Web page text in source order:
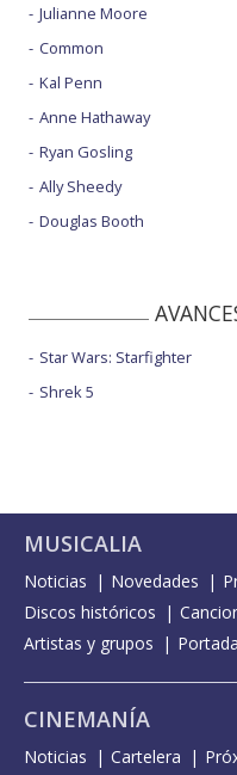
Julianne Moore
Common
Kal Penn
Anne Hathaway
Ryan Gosling
Ally Sheedy
Douglas Booth
Star Wars: Starfighter
Shrek 5
MUSICALIA
Noticias Novedades
Discos históricos
Artistas y grupos
CINEMANÍA
Noticias Cartelera